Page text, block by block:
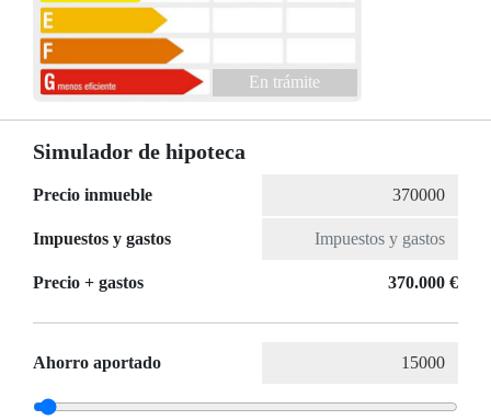
En trámite
Simulador de hipoteca
Precio inmueble
Impuestos y gastos
Precio + gastos 370.000 €
Ahorro aportado